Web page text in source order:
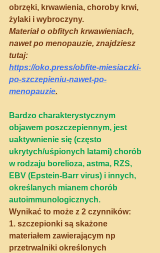
obrzęki, krwawienia, choroby krwi,
żylaki i wybroczyny.
Materiał o obfitych krwawieniach,
nawet po menopauzie, znajdziesz
tutaj:
https://oko.press/obfite-miesiaczki-
po-szczepieniu-nawet-po-
menopauzie.
Bardzo charakterystycznym
objawem poszczepiennym, jest
uaktywnienie się (często
ukrytych/uśpionych latami) chorób
w rodzaju borelioza, astma, RZS,
EBV (Epstein-Barr virus) i innych,
określanych mianem chorób
autoimmunologicznych.
Wynikać to może z 2 czynników:
1. szczepionki są skażone
materiałem zawierającym np
przetrwalniki określonych